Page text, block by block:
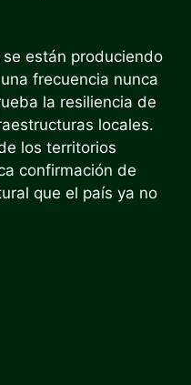
están produciendo
frecuencia nunca
la resiliencia de
locales.
los territorios
confirmación de
que el país ya no